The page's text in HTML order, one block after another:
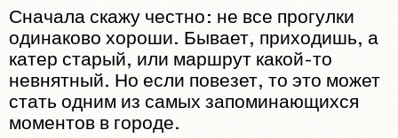
Сначала скажу честно: не все прогулки
одинаково хороши. Бывает, приходишь, а
катер старый, или маршрут какой-то
невнятный. Но если повезет, то это может
стать одним из самых запоминающихся
моментов в городе.